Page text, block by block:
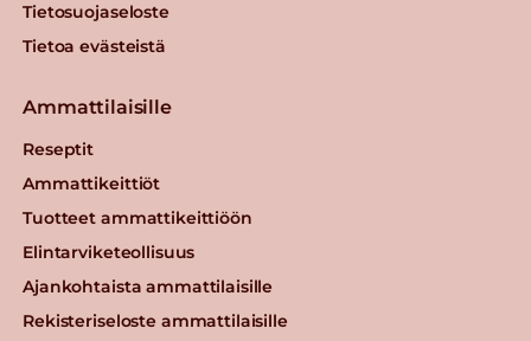
Tietosuojaseloste
Tietoa evästeistä
Ammattilaisille
Reseptit
Ammattikeittiöt
Tuotteet ammattikeittiöön
Elintarviketeollisuus
Ajankohtaista ammattilaisille
Rekisteriseloste ammattilaisille